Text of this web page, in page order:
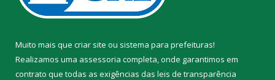
Muito mais que criar site ou sistema para prefeituras!
Realizamos uma assessoria completa, onde garantimos em
contrato que todas as exigências das leis de transparência